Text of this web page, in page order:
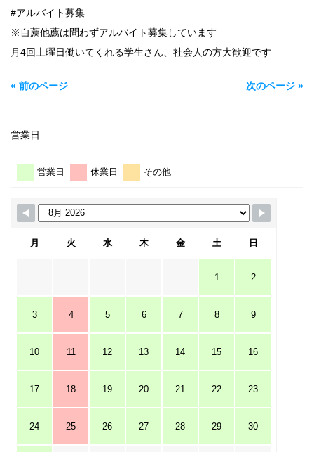
#アルバイト募集
※自薦他薦は問わずアルバイト募集しています
月4回土曜日働いてくれる学生さん、社会人の方大歓迎です
« 前のページ 次のページ »
営業日
営業日 休業日 その他
月 火 水 木 金 土 日
1 2
3 4 5 6 7 8 9
10 11 12 13 14 15 16
17 18 19 20 21 22 23
24 25 26 27 28 29 30